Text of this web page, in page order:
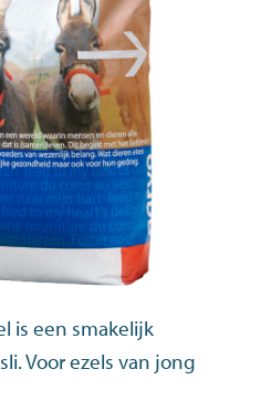
is een smakelijk
Voor ezels van jong